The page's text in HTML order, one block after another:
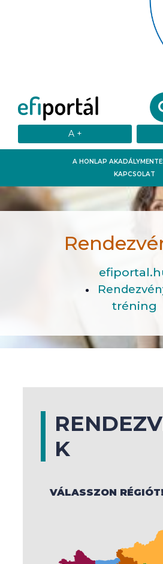
A HONLAP
KAPCSOLAT
tréning
K
VÁLASSZON RÉGIÓT!